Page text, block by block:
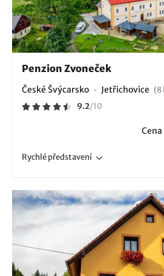
Penzion Zvoneček
České Švýcarsko Jetřichovice (8
9.2/10
Cena
Rychlépředstavení